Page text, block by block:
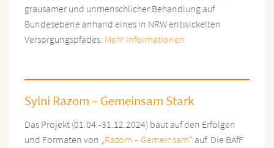
grausamer und unmenschlicher Behandlung auf
Bundesebene anhand eines in NRW entwickelten
Versorgungspfades. Mehr Informationen
Sylni Razom – Gemeinsam Stark
Das Projekt (01.04.-31.12.2024) baut auf den Erfolgen
und Formaten von „Razom – Gemeinsam“ auf. Die BAfF